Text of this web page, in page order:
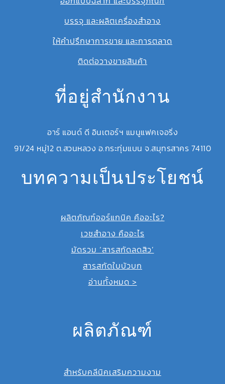
บรรจุ และผลิตเครื่องสำอาง
ให้คำปรึกษาการขาย และการตลาด
ติดต่อวางขายสินค้า
ที่อยู่สำนักงาน
อาร์ แอนด์ ดี อินเตอร์ฯ แมนูแฟคเจอริ่ง
91/24 หมู่12 ต.สวนหลวง อ.กระทุ่มแบน จ.สมุทรสาคร 74110
บทความเป็นประโยชน์
ผลิตภัณฑ์ออร์แกนิค คืออะไร?
เวชสำอาง คืออะไร
มัดรวม ‘สารสกัดลดสิว’
สารสกัดใบบัวบก
อ่านทั้งหมด >
ผลิตภัณฑ์
สำหรับคลีนิคเสริมความงาม